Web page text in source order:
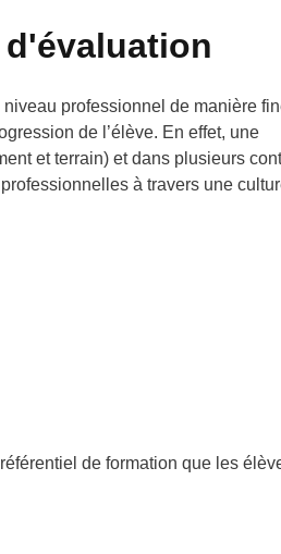
professionnel de manière
de l’élève. En effet, une
et terrain) et dans plusieurs
à travers une
de formation que les